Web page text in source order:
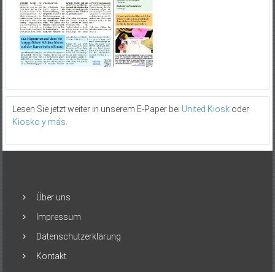
Lesen Sie jetzt weiter in unserem E-Paper bei United Kioskoder
Kiosko y más.
Über uns
Impressum
Datenschutzerklärung
Kontakt